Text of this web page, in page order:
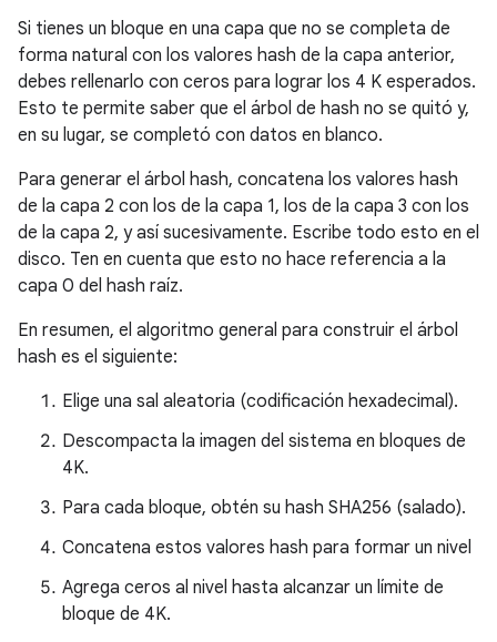
Si tienes un bloque en una capa que no se completa de
forma natural con los valores hash de la capa anterior,
debes rellenarlo con ceros para lograr los 4 K esperados.
Esto te permite saber que el árbol de hash no se quitó y,
en su lugar, se completó con datos en blanco.
Para generar el árbol hash, concatena los valores hash
de la capa 2 con los de la capa 1, los de la capa 3 con los
de la capa 2, y así sucesivamente. Escribe todo esto en el
disco. Ten en cuenta que esto no hace referencia a la
capa 0 del hash raíz.
En resumen, el algoritmo general para construir el árbol
hash es el siguiente:
Elige una sal aleatoria (codificación hexadecimal).
Descompacta la imagen del sistema en bloques de
4K.
Para cada bloque, obtén su hash SHA256 (salado).
Concatena estos valores hash para formar un nivel
Agrega ceros al nivel hasta alcanzar un límite de
bloque de 4K.